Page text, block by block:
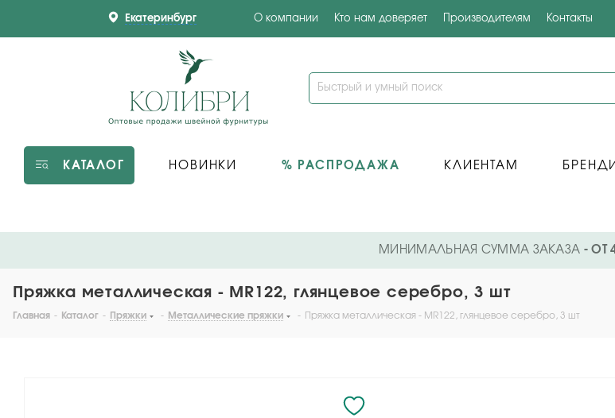
Екатеринбург О компании Кто нам доверяет Производителям Контакты
КАТАЛОГ НОВИНКИ % РАСПРОДАЖА КЛИЕНТАМ
МИНИМАЛЬНАЯ СУММА ЗАКАЗА - ОТ
Пряжка металлическая - MR122, глянцевое серебро, 3 шт
Главная - Каталог - Пряжки - Металлические пряжки - Пряжка металлическая - MR122, глянцевое серебро, 3 шт